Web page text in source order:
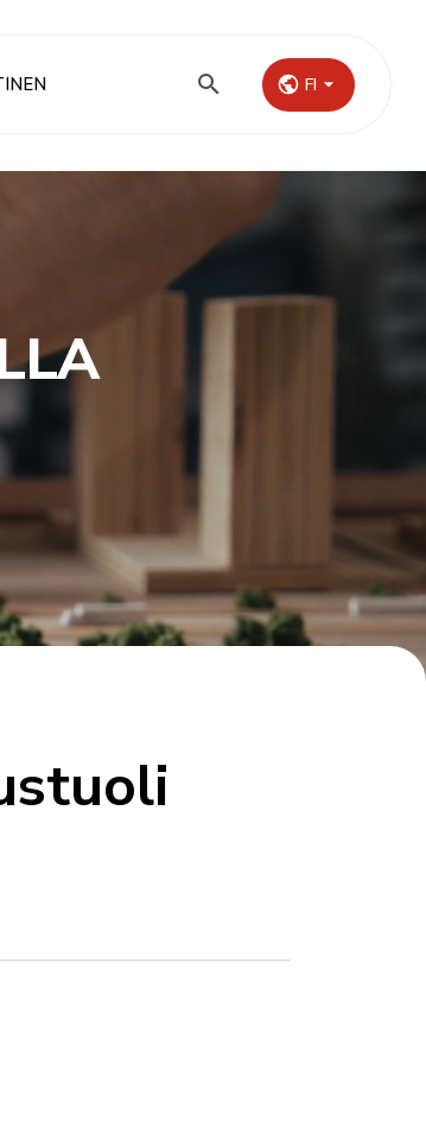
FI